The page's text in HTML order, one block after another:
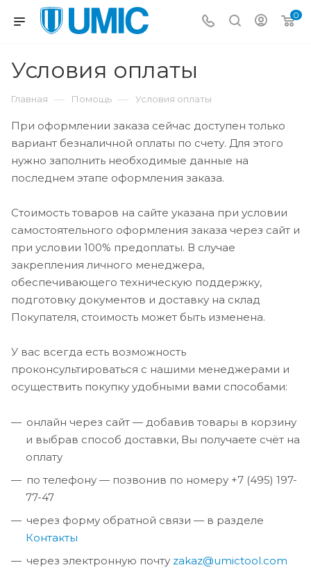
0
Условия оплаты
Главная — Помощь — Условия оплаты
При оформлении заказа сейчас доступен только
вариант безналичной оплаты по счету. Для этого
нужно заполнить необходимые данные на
последнем этапе оформления заказа.
Cтоимость товаров на сайте указана при условии
самостоятельного оформления заказа через сайт и
при условии 100% предоплаты. В случае
закрепления личного менеджера,
обеспечивающего техническую поддержку,
подготовку документов и доставку на склад
Покупателя, стоимость может быть изменена.
У вас всегда есть возможность
проконсультироваться с нашими менеджерами и
осуществить покупку удобными вами способами:
онлайн через сайт — добавив товары в корзину
и выбрав способ доставки, Вы получаете счёт на
оплату
по телефону — позвонив по номеру +7 (495) 197-
77-47
через форму обратной связи — в разделе
Контакты
через электронную почту zakaz@umictool.com